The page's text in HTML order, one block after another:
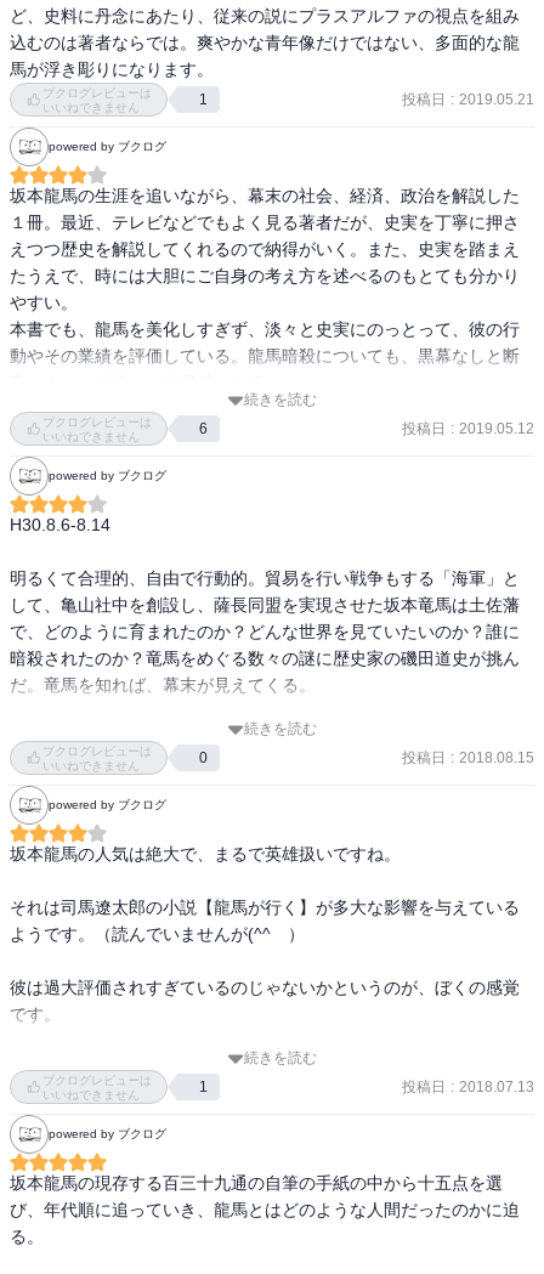
ど、史料に丹念にあたり、従来の説にプラスアルファの視点を組み
込むのは著者ならでは。爽やかな青年像だけではない、多面的な龍
馬が浮き彫りになります。
ブクログレビューは
いいねできません
1 投稿日 : 2019.05.21
powered by ブクログ
坂本龍馬の生涯を追いながら、幕末の社会、経済、政治を解説した
１冊。最近、テレビなどでもよく見る著者だが、史実を丁寧に押さ
えつつ歴史を解説してくれるので納得がいく。また、史実を踏まえ
たうえで、時には大胆にご自身の考え方を述べるのもとても分かり
やすい。
本書でも、龍馬を美化しすぎず、淡々と史実にのっとって、彼の行
動やその業績を評価している。龍馬暗殺についても、黒幕なしと断
続きを読む
ブクログレビューは
いいねできません
6 投稿日 : 2019.05.12
powered by ブクログ
H30.8.6-8.14
明るくて合理的、自由で行動的。貿易を行い戦争もする「海軍」と
して、亀山社中を創設し、薩長同盟を実現させた坂本竜馬は土佐藩
で、どのように育まれたのか？どんな世界を見ていたいのか？誰に
暗殺されたのか？竜馬をめぐる数々の謎に歴史家の磯田道史が挑ん
だ。竜馬を知れば、幕末が見えてくる。
（感想）
この著者、文章上手ですね、読ませてくれました。
続きを読む
ブクログレビューは
いいねできません
0 投稿日 : 2018.08.15
powered by ブクログ
坂本龍馬の人気は絶大で、まるで英雄扱いですね。
それは司馬遼太郎の小説【龍馬が行く】が多大な影響を与えている
ようです。（読んでいませんが(^^ゞ）
彼は過大評価されすぎているのじゃないかというのが、ぼくの感覚
です。
彼が評価される実績は：
１）薩長同盟を仲介した
２）大政奉還を実現させた
３）船中八策によって新政府の青写真を描いた
続きを読む
ブクログレビューは
いいねできません
1 投稿日 : 2018.07.13
powered by ブクログ
坂本龍馬の現存する百三十九通の自筆の手紙の中から十五点を選
び、年代順に追っていき、龍馬とはどのような人間だったのかに迫
る。